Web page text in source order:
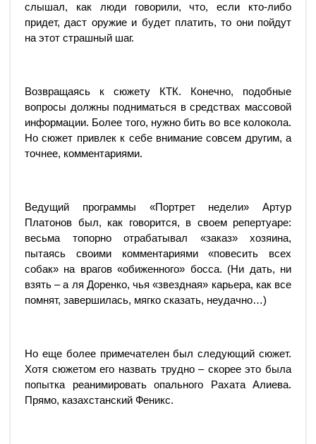
слышал, как люди говорили, что, если кто-либо
придет, даст оружие и будет платить, то они пойдут
на этот страшный шаг.
Возвращаясь к сюжету КТК. Конечно, подобные
вопросы должны подниматься в средствах массовой
информации. Более того, нужно бить во все колокола.
Но сюжет привлек к себе внимание совсем другим, а
точнее, комментариями.
Ведущий программы «Портрет недели» Артур
Платонов был, как говорится, в своем репертуаре:
весьма топорно отрабатывал «заказ» хозяина,
пытаясь своими комментариями «повесить всех
собак» на врагов «обиженного» босса. (Ни дать, ни
взять – а ля Доренко, чья «звездная» карьера, как все
помнят, завершилась, мягко сказать, неудачно…)
Но еще более примечателен был следующий сюжет.
Хотя сюжетом его назвать трудно – скорее это была
попытка реанимировать опального Рахата Алиева.
Прямо, казахстанский Феникс.